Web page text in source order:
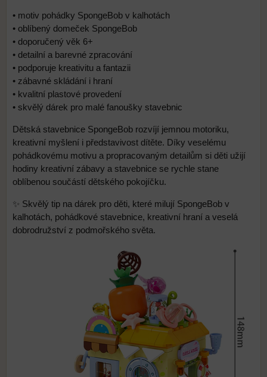
• motiv pohádky SpongeBob v kalhotách
• oblíbený domeček SpongeBob
• doporučený věk 6+
• detailní a barevné zpracování
• podporuje kreativitu a fantazii
• zábavné skládání i hraní
• kvalitní plastové provedení
• skvělý dárek pro malé fanoušky stavebnic
Dětská stavebnice SpongeBob rozvíjí jemnou motoriku,
kreativní myšlení i představivost dítěte. Díky veselému
pohádkovému motivu a propracovaným detailům si děti užijí
hodiny kreativní zábavy a stavebnice se rychle stane
oblíbenou součástí dětského pokojíčku.
✨ Skvělý tip na dárek pro děti, které milují SpongeBob v
kalhotách, pohádkové stavebnice, kreativní hraní a veselá
dobrodružství z podmořského světa.